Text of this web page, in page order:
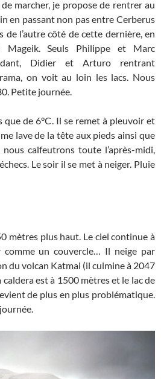
marcher, je propose de rentrer au
en passant non pas entre Cerberus
l’autre côté de cette dernière, en
Mageik. Seuls Philippe et Marc
Didier et Arturo rentrant
on voit au loin les lacs. Nous
Petite journée.
que de 6°C. Il se remet à pleuvoir et
lave de la tête aux pieds ainsi que
calfeutrons toute l’après-midi,
Le soir il se met à neiger. Pluie
mètres plus haut. Le ciel continue à
un couvercle… Il neige par
du volcan Katmai (il culmine à 2047
est à 1500 mètres et le lac de
de plus en plus problématique.